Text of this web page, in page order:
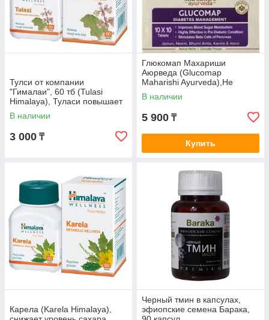
Тулси от компании
"Гималаи", 60 тб (Tulasi
Himalaya), Туласи повышает
иммунитет
В наличии
3 000 ₸
Глюкомап Махариши
Аюрведа (Glucomap
Maharishi Ayurveda),Не
инсулинозависимый диабет,
В наличии
5 900 ₸
Купить
Карела (Karela Himalaya),
Черный тмин в капсулах,
эфиопские семена Барака,